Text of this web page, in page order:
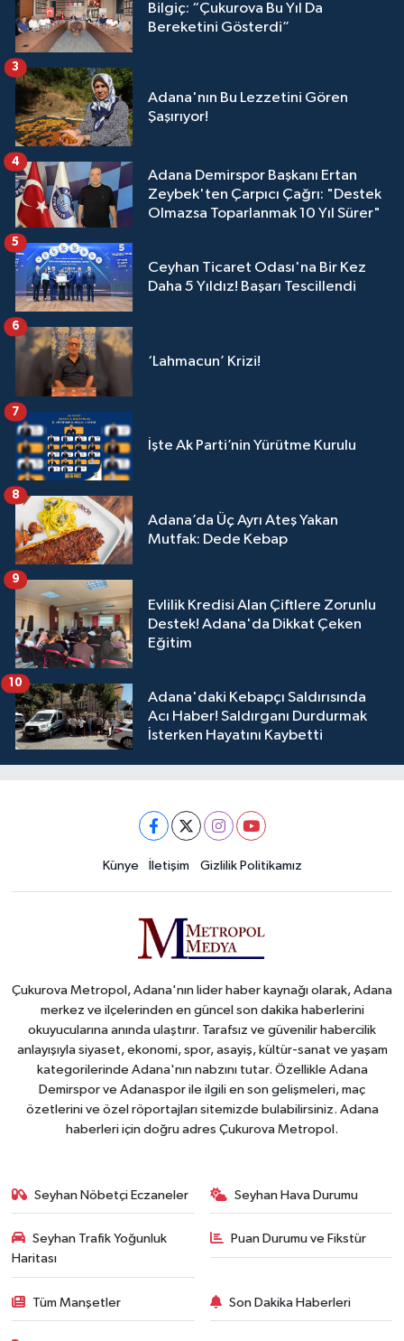
Bilgiç: “Çukurova Bu Yıl Da
Bereketini Gösterdi”
Adana'nın Bu Lezzetini Gören
Şaşırıyor!
3
Adana Demirspor Başkanı Ertan
Zeybek'ten Çarpıcı Çağrı: "Destek
Olmazsa Toparlanmak 10 Yıl Sürer"
4
Ceyhan Ticaret Odası'na Bir Kez
Daha 5 Yıldız! Başarı Tescillendi
5
‘Lahmacun’ Krizi!
6
İşte Ak Parti’nin Yürütme Kurulu
7
Adana’da Üç Ayrı Ateş Yakan
Mutfak: Dede Kebap
8
Evlilik Kredisi Alan Çiftlere Zorunlu
Destek! Adana'da Dikkat Çeken
Eğitim
9
Adana'daki Kebapçı Saldırısında
Acı Haber! Saldırganı Durdurmak
İsterken Hayatını Kaybetti
10
Künye İletişim Gizlilik Politikamız
Çukurova Metropol, Adana'nın lider haber kaynağı olarak, Adana
merkez ve ilçelerinden en güncel son dakika haberlerini
okuyucularına anında ulaştırır. Tarafsız ve güvenilir habercilik
anlayışıyla siyaset, ekonomi, spor, asayiş, kültür-sanat ve yaşam
kategorilerinde Adana'nın nabzını tutar. Özellikle Adana
Demirspor ve Adanaspor ile ilgili en son gelişmeleri, maç
özetlerini ve özel röportajları sitemizde bulabilirsiniz. Adana
haberleri için doğru adres Çukurova Metropol.
Seyhan Nöbetçi Eczaneler Seyhan Hava Durumu
Seyhan Trafik Yoğunluk
Haritası
Puan Durumu ve Fikstür
Tüm Manşetler Son Dakika Haberleri